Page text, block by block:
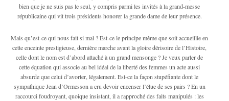
bien que je ne suis pas le seul, y compris parmi les invités à la grand-messe
républicaine qui vit trois présidents honorer la grande dame de leur présence.
Mais qu’est-ce qui nous fait si mal ? Est-ce le principe même que soit accueillie en
cette enceinte prestigieuse, dernière marche avant la gloire dérisoire de l’Histoire,
celle dont le nom est d’abord attaché à un grand mensonge ? Je veux parler de
cette équation qui associe au bel idéal de la liberté des femmes un acte aussi
absurde que celui d’avorter, légalement. Est-ce la façon stupéfiante dont le
sympathique Jean d’Ormesson a cru devoir encenser l’élue de ses pairs ? En un
raccourci foudroyant, quoique insistant, il a rapproché des faits manipulés : les